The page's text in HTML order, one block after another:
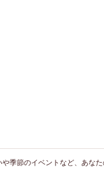
季節のイベントなど、あな